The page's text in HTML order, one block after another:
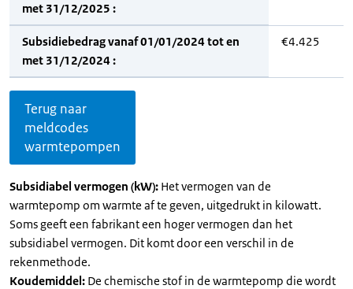
met 31/12/2025 :
Subsidiebedrag vanaf 01/01/2024 tot en
met 31/12/2024 :
€4.425
Terug naar
meldcodes
warmtepompen
Subsidiabel vermogen (kW): Het vermogen van de
warmtepomp om warmte af te geven, uitgedrukt in kilowatt.
Soms geeft een fabrikant een hoger vermogen dan het
subsidiabel vermogen. Dit komt door een verschil in de
rekenmethode.
Koudemiddel: De chemische stof in de warmtepomp die wordt